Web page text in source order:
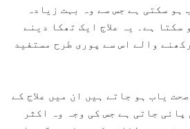
ہو سکتی ہے جس سے وہ بہت زیادہ
سکتا ہے۔ یہ علاج ایک تھکا دینے
والے اس سے پوری طرح مستفید
یاب ہو جاتے ہیں ان میں علاج کے
جاتی ہے جس کی وجہ وہ اکثر